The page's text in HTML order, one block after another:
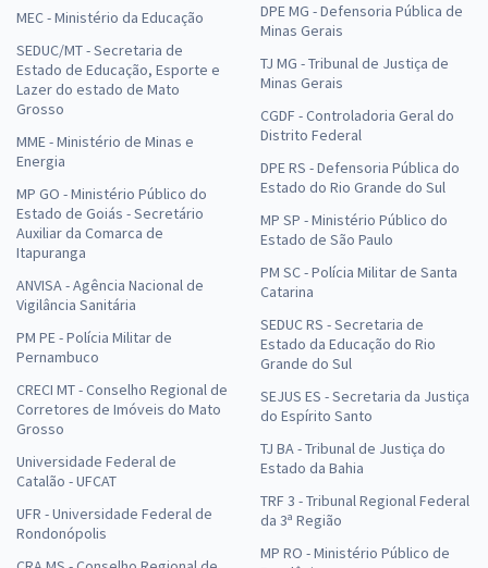
MEC - Ministério da Educação
SEDUC/MT - Secretaria de
Estado de Educação, Esporte e
Lazer do estado de Mato
Grosso
MME - Ministério de Minas e
Energia
MP GO - Ministério Público do
Estado de Goiás - Secretário
Auxiliar da Comarca de
Itapuranga
ANVISA - Agência Nacional de
Vigilância Sanitária
PM PE - Polícia Militar de
Pernambuco
CRECI MT - Conselho Regional de
Corretores de Imóveis do Mato
Grosso
Universidade Federal de
Catalão - UFCAT
UFR - Universidade Federal de
Rondonópolis
DPE MG - Defensoria Pública de
Minas Gerais
TJ MG - Tribunal de Justiça de
Minas Gerais
CGDF - Controladoria Geral do
Distrito Federal
DPE RS - Defensoria Pública do
Estado do Rio Grande do Sul
MP SP - Ministério Público do
Estado de São Paulo
PM SC - Polícia Militar de Santa
Catarina
SEDUC RS - Secretaria de
Estado da Educação do Rio
Grande do Sul
SEJUS ES - Secretaria da Justiça
do Espírito Santo
TJ BA - Tribunal de Justiça do
Estado da Bahia
TRF 3 - Tribunal Regional Federal
da 3ª Região
MP RO - Ministério Público de